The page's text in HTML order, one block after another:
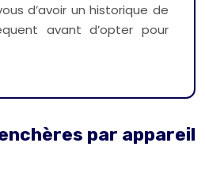
d’avoir un historique de
avant d’opter pour
par appareil